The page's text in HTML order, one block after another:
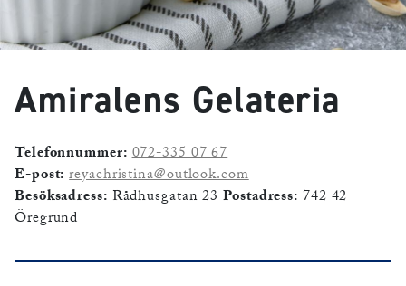
Amiralens Gelateria
Telefonnummer: 072-335 07 67
E-post: reyachristina@outlook.com
Besöksadress: Rådhusgatan 23Postadress: 742 42
Öregrund